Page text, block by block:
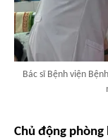
Bác sĩ Bệnh viện
Chủ động phòng